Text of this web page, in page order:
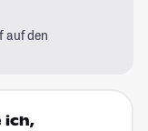
auf den
ich,